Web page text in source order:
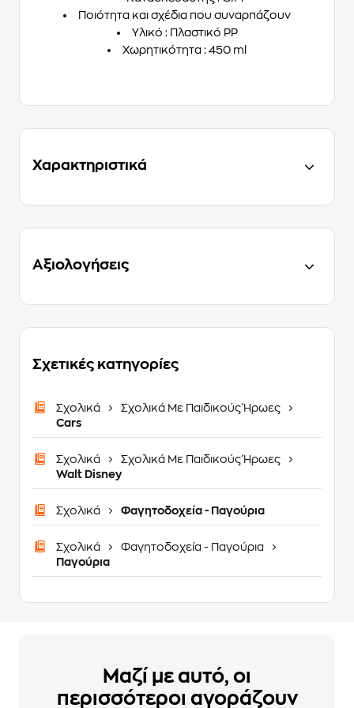
Ποιότητα και σχέδια που συναρπάζουν
Υλικό : Πλαστικό PP
Χωρητικότητα : 450 ml
Χαρακτηριστικά
Αξιολογήσεις
Σχετικές κατηγορίες
Σχολικά
Σχολικά Με Παιδικούς Ήρωες
Cars
Σχολικά
Σχολικά Με Παιδικούς Ήρωες
Walt Disney
Σχολικά Φαγητοδοχεία - Παγούρια
Σχολικά
Φαγητοδοχεία - Παγούρια
Παγούρια
Μαζί με αυτό, οι
περισσότεροι αγοράζουν